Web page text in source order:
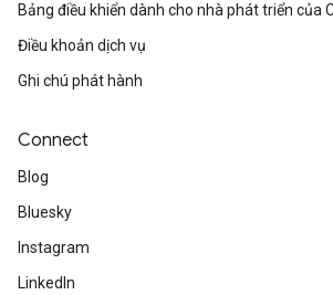
Bảng điều khiển dành cho nhà phát triển của
Điều khoản dịch vụ
Ghi chú phát hành
Connect
Blog
Bluesky
Instagram
LinkedIn